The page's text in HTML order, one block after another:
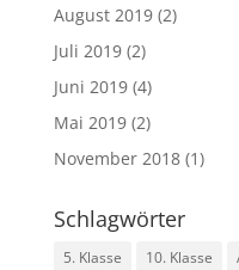
August 2019(2)
Juli 2019(2)
Juni 2019(4)
Mai 2019(2)
November 2018(1)
Schlagwörter
5. Klasse 10. Klasse